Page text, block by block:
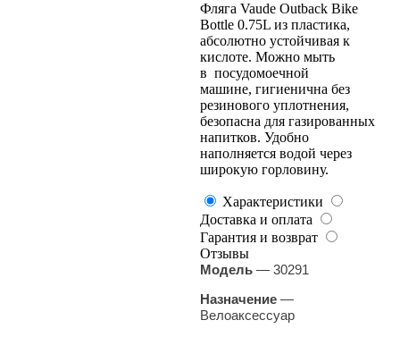
Фляга Vaude Outback Bike
Bottle 0.75L из пластика,
абсолютно устойчивая к
кислоте. Можно мыть
в посудомоечной
машине, гигиенична без
резинового уплотнения,
безопасна для газированных
напитков. Удобно
наполняется водой через
широкую горловину.
Характеристики
Доставка и оплата
Гарантия и возврат
Отзывы
Модель — 30291
​Назначение —
Велоаксессуар